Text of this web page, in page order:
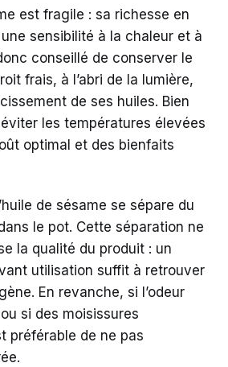
est fragile : sa richesse en
sensibilité à la chaleur et à
conseillé de conserver le
frais, à l’abri de la lumière,
de ses huiles. Bien
les températures élevées
optimal et des bienfaits
de sésame se sépare du
le pot. Cette séparation ne
la qualité du produit : un
utilisation suffit à retrouver
En revanche, si l’odeur
si des moisissures
préférable de ne pas